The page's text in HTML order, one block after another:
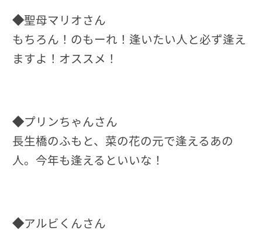
◆聖母マリオさん
もちろん！のもーれ！逢いたい人と必ず逢え
ますよ！オススメ！
◆プリンちゃんさん
長生橋のふもと、菜の花の元で逢えるあの
人。今年も逢えるといいな！
◆アルビくんさん